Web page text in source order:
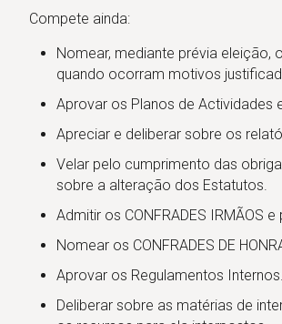
Em forma retangular, em tecido de cetim, de
cor grená, numa referência explícita à cor
que universalmente caracteriza o vinho,
apresenta no canto superior esquerdo o
logotipo da confraria, lendo-se, ao centro,
“Confraria do Vinho de Carcavelos” e
Causae” (O Mérito da Causa). Pode assumir
forma de “Bandeira”, de “Pendão” e ainda de
“Guião”.
Hino
Representa sempre uma mais-valia cultural e,
Compete ainda:
Nomear, mediante prévia eleição,
quando ocorram motivos
Aprovar os Planos de Actividades
Apreciar e deliberar sobre os
Velar pelo cumprimento das
sobre a alteração dos Estatutos.
Admitir os CONFRADES IRMÃOS
Nomear os CONFRADES DE
Aprovar os Regulamentos
Deliberar sobre as matérias de